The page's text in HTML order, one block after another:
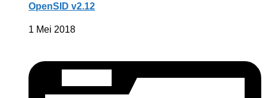
OpenSID v2.12
1 Mei 2018